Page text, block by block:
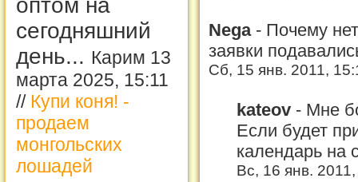
оптом на
сегодняшний
день... Карим 13
марта 2025, 15:11
// Купи коня! -
продаем
монгольских
лошадей
Nega - Почему
заявки
Сб, 15 янв. 2011,
kateov - Мне
Если будет
календарь на
Вс, 16 янв.